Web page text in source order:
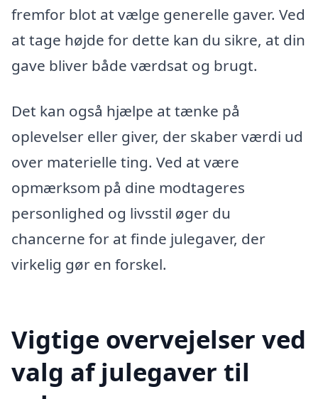
fremfor blot at vælge generelle gaver. Ved
at tage højde for dette kan du sikre, at din
gave bliver både værdsat og brugt.
Det kan også hjælpe at tænke på
oplevelser eller giver, der skaber værdi ud
over materielle ting. Ved at være
opmærksom på dine modtageres
personlighed og livsstil øger du
chancerne for at finde julegaver, der
virkelig gør en forskel.
Vigtige overvejelser ved
valg af julegaver til